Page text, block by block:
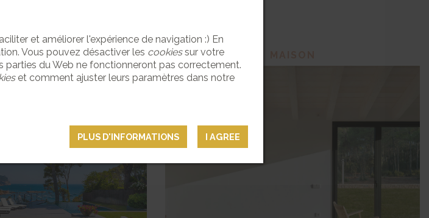
SITE IDÉAL
I AGREE
PLUS D'INFORMATIONS
et améliorer l'expérience de navigation :) En
Vous pouvez désactiver les cookiessur votre
du Web ne fonctionneront pas correctement.
et comment ajuster leurs paramètres dans notre